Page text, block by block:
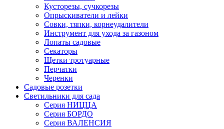
Кусторезы, сучкорезы
Опрыскиватели и лейки
Совки, тяпки, корнеудалители
Инструмент для ухода за газоном
Лопаты садовые
Секаторы
Щетки тротуарные
Перчатки
Черенки
Садовые розетки
Светильники для сада
Серия НИЦЦА
Серия БОРДО
Серия ВАЛЕНСИЯ